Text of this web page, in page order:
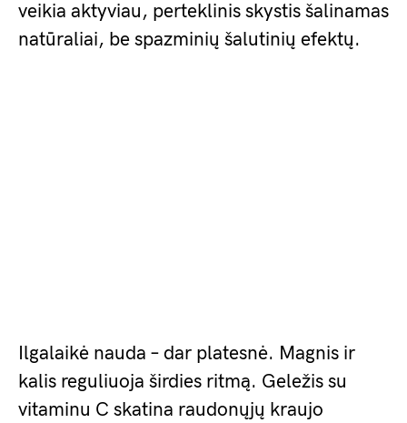
veikia aktyviau, perteklinis skystis šalinamas
natūraliai, be spazminių šalutinių efektų.
Ilgalaikė nauda – dar platesnė. Magnis ir
kalis reguliuoja širdies ritmą. Geležis su
vitaminu C skatina raudonųjų kraujo